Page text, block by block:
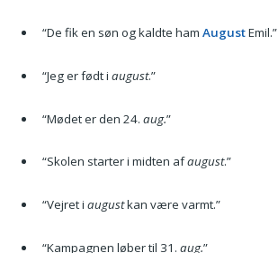
“De fik en søn og kaldte ham AugustEmil.”
“Jeg er født i august.”
“Mødet er den 24. aug.”
“Skolen starter i midten afaugust.”
“Vejret i augustkan være varmt.”
“Kampagnen løber til 31. aug.”